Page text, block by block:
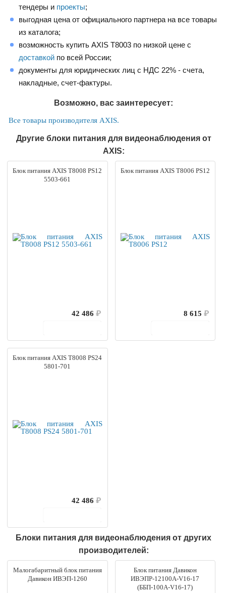
тендеры и проекты;
выгодная цена от официального партнера на все товары
из каталога;
возможность купить AXIS T8003 по низкой цене с
доставкой по всей России;
документы для юридических лиц с НДС 22% - счета,
накладные, счет-фактуры.
Возможно, вас заинтересует:
Все товары производителя AXIS.
Другие блоки питания для видеонаблюдения от
AXIS:
Блок питания AXIS T8008 PS12
5503-661
42 486₽
Блок питания AXIS T8006 PS12
8 615 ₽
Блок питания AXIS T8008 PS24
5801-701
42 486₽
Блоки питания для видеонаблюдения от других
производителей:
Малогабаритный блок питания
Давикон ИВЭП-1260
Блок питания Давикон
ИВЭПР-12100А-V16-17
(ББП-100А-V16-17)